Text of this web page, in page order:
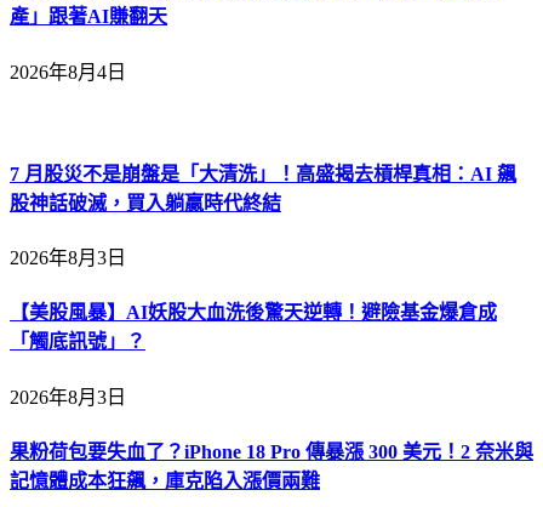
產」跟著AI賺翻天
2026年8月4日
7 月股災不是崩盤是「大清洗」！高盛揭去槓桿真相：AI 飆
股神話破滅，買入躺贏時代終結
2026年8月3日
【美股風暴】AI妖股大血洗後驚天逆轉！避險基金爆倉成
「觸底訊號」？
2026年8月3日
果粉荷包要失血了？iPhone 18 Pro 傳暴漲 300 美元！2 奈米與
記憶體成本狂飆，庫克陷入漲價兩難